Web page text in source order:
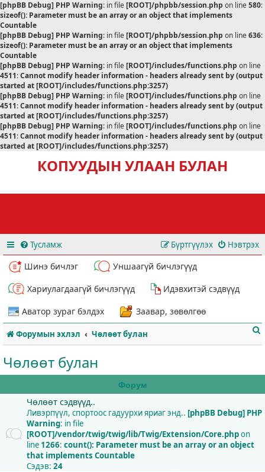
[phpBB Debug] PHP Warning: in file[ROOT]/phpbb/session.php on line580:
sizeof(): Parameter must be an array or an object that implements
Countable
[phpBB Debug] PHP Warning: in file[ROOT]/phpbb/session.php on line636:
sizeof(): Parameter must be an array or an object that implements
Countable
[phpBB Debug] PHP Warning: in file[ROOT]/includes/functions.php on line
4511:Cannot modify header information - headers already sent by (output
started at [ROOT]/includes/functions.php:3257)
[phpBB Debug] PHP Warning: in file[ROOT]/includes/functions.php on line
4511:Cannot modify header information - headers already sent by (output
started at [ROOT]/includes/functions.php:3257)
[phpBB Debug] PHP Warning: in file[ROOT]/includes/functions.php on line
4511:Cannot modify header information - headers already sent by (output
started at [ROOT]/includes/functions.php:3257)
КОПУУДЫН УЛААН БУЛАН
Тусламж Нэвтрэх
Бүртгүүлэх
Шинэ бичлэг
Уншаагүй бичлэгүүд
Хариулагдаагүй бичлэгүүд
Идэвхитэй сэдвүүд
Аватор зураг бэлдэх
Заавар, зөвөлгөө
Форумын эхлэл Чөлөөт булан
Чөлөөт булан
Форум
Чөлөөт сэдвүүд..
Ливэрпүүл, спортоос гадуурхи яриаг энд.. [phpBB Debug] PHP
Warning: in file
[ROOT]/vendor/twig/twig/lib/Twig/Extension/Core.phpon
line 1266: count(): Parameter must be an array or an object
that implements Countable
Сэдэв: 24